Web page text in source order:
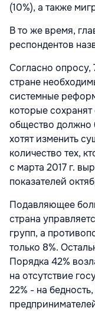
(10%), а также
В то же время,
респондентов
Согласно опросу,
стране
системные
которые
общество должно
хотят изменить
количество тех,
с марта 2017 г.
показателей
Подавляющее
страна
групп, а
только 8%.
Порядка 42%
на отсутствие
22% - на